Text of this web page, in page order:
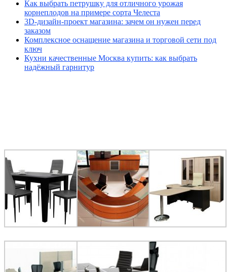
Как выбрать петрушку для отличного урожая
корнеплодов на примере сорта Челеста
3D-дизайн-проект магазина: зачем он нужен перед
заказом
Комплексное оснащение магазина и торговой сети под
ключ
Кухни качественные Москва купить: как выбрать
надёжный гарнитур